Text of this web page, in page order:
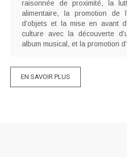
raisonnée de proximité, la
alimentaire, la promotion de
d’objets et la mise en avant
culture avec la découverte
album musical, et la promotion
EN SAVOIR PLUS